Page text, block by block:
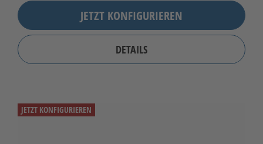
JETZT KONFIGURIEREN
DETAILS
JETZT KONFIGURIEREN